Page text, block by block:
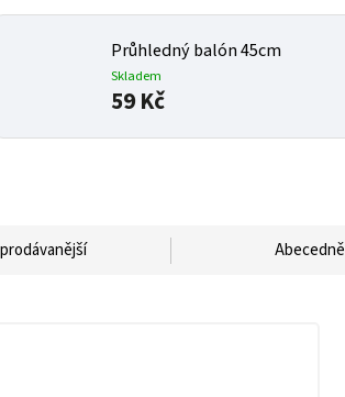
Průhledný balón 45cm
Skladem
59 Kč
Abecedně